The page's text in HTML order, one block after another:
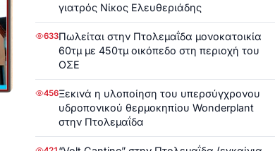
γιατρός Νίκος Ελευθεριάδης
633Πωλείται στην Πτολεμαΐδα μονοκατοικία
60τμ με 450τμ οικόπεδο στη περιοχή του
ΟΣΕ
456Ξεκινά η υλοποίηση του υπερσύγχρονου
υδροπονικού θερμοκηπίου Wonderplant
στην Πτολεμαΐδα